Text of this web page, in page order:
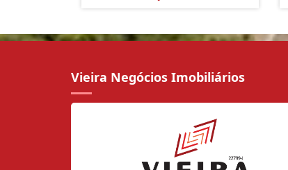
Vieira Negócios Imobiliários